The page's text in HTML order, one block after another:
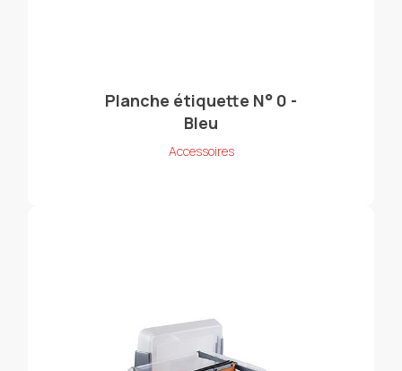
Planche étiquette N° 0 -
Bleu
Accessoires